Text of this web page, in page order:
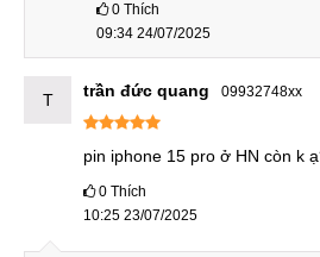
vệ khách hàng khỏi những sự
Chính sách 1 đổi 1 lỗi do
Care luôn hỗ trợ khách hàng
Hỗ trợ bảo hành nhanh
MobileCity Care hỗ trợ bảo
0 Thích
09:34 24/07/2025
T trần đức quang 09932748xx
pin iphone 15 pro ở HN còn k
0 Thích
10:25 23/07/2025